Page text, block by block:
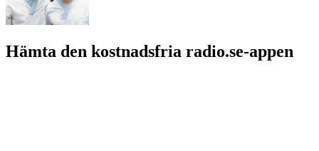
Hämta den kostnadsfria radio.se-appen